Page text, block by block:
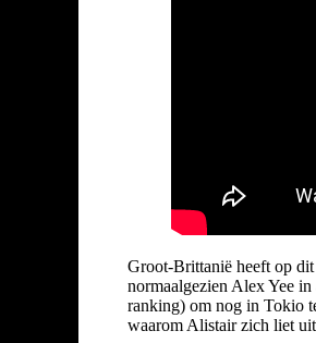
Groot-Brittanië heeft op
normaalgezien Alex Yee
ranking) om nog in Tokio
waarom Alistair zich liet